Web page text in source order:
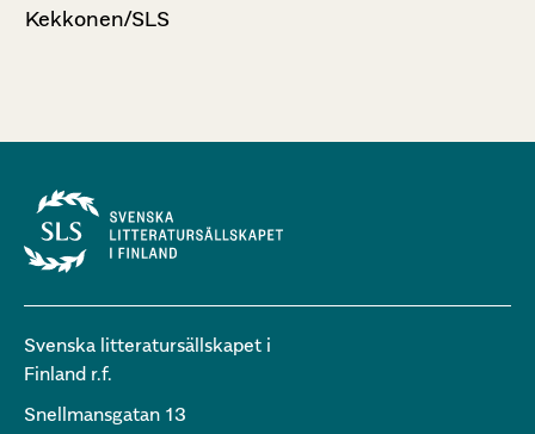
Kekkonen/SLS
Svenska litteratursällskapet i
Finland r.f.
Snellmansgatan 13